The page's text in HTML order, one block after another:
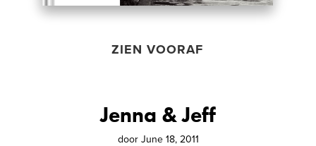
ZIEN VOORAF
Jenna & Jeff
door June 18, 2011